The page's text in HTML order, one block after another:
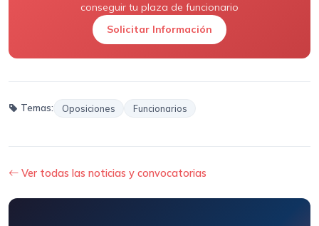
conseguir tu plaza de funcionario
Solicitar Información
Temas: Oposiciones Funcionarios
Ver todas las noticias y convocatorias